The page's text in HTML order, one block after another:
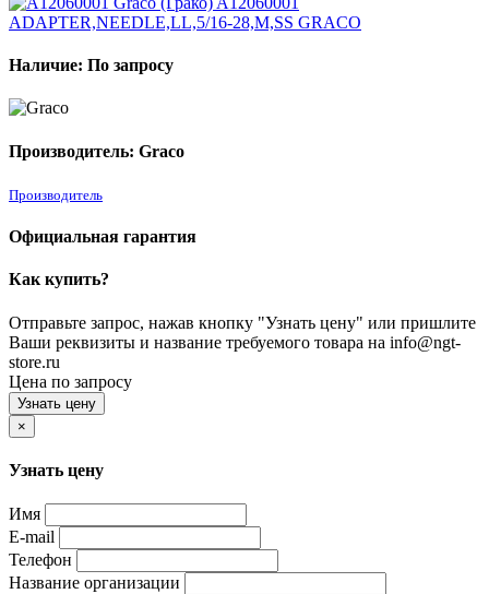
Наличие: По запросу
Производитель: Graco
Производитель
Официальная гарантия
Как купить?
Отправьте запрос, нажав кнопку "Узнать цену" или пришлите
Ваши реквизиты и название требуемого товара на info@ngt-
store.ru
Цена по запросу
Узнать цену
×
Узнать цену
Имя
E-mail
Телефон
Название организации